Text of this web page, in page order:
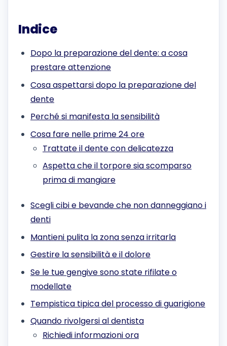
Indice
Dopo la preparazione del dente: a cosa
prestare attenzione
Cosa aspettarsi dopo la preparazione del
dente
Perché si manifesta la sensibilità
Cosa fare nelle prime 24 ore
Trattate il dente con delicatezza
Aspetta che il torpore sia scomparso
prima di mangiare
Scegli cibi e bevande che non danneggiano i
denti
Mantieni pulita la zona senza irritarla
Gestire la sensibilità e il dolore
Se le tue gengive sono state rifilate o
modellate
Tempistica tipica del processo di guarigione
Quando rivolgersi al dentista
Richiedi informazioni ora